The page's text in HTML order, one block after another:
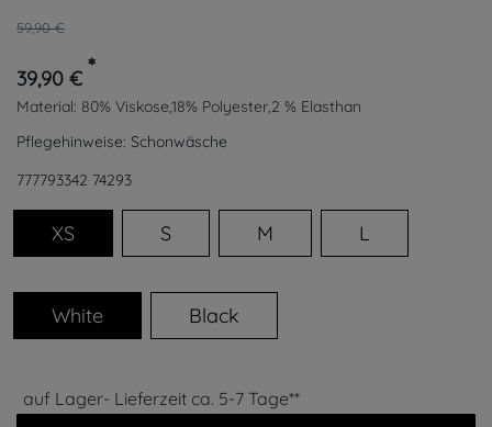
59,90 €
39,90 € *
Material: 80% Viskose,18% Polyester,2 % Elasthan
Pflegehinweise: Schonwäsche
777793342 74293
XS S M L
White Black
auf Lager- Lieferzeit ca. 5-7 Tage**